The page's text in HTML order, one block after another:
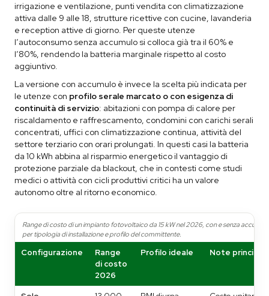
irrigazione e ventilazione, punti vendita con climatizzazione
attiva dalle 9 alle 18, strutture ricettive con cucine, lavanderia
e reception attive di giorno. Per queste utenze
l’autoconsumo senza accumulo si colloca già tra il 60% e
l’80%, rendendo la batteria marginale rispetto al costo
aggiuntivo.
La versione con accumulo è invece la scelta più indicata per
le utenze con profilo serale marcato o con esigenza di
continuità di servizio: abitazioni con pompa di calore per
riscaldamento e raffrescamento, condomini con carichi serali
concentrati, uffici con climatizzazione continua, attività del
settore terziario con orari prolungati. In questi casi la batteria
da 10 kWh abbina al risparmio energetico il vantaggio di
protezione parziale da blackout, che in contesti come studi
medici o attività con cicli produttivi critici ha un valore
autonomo oltre al ritorno economico.
Range di costo di un impianto fotovoltaico da 15 kW nel 2026, con e senza
per tipologia di installazione e profilo del committente.
Configurazione
Range
di costo
2026
Profilo ideale Note principali